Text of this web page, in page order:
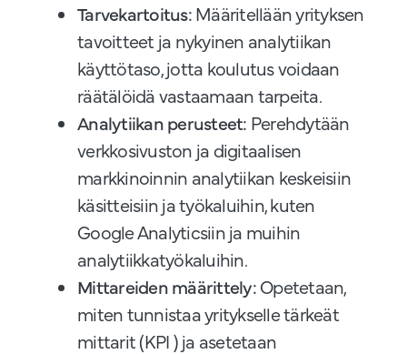
Tarvekartoitus:Määritellään yrityksen
tavoitteet ja nykyinen analytiikan
käyttötaso, jotta koulutus voidaan
räätälöidä vastaamaan tarpeita.
Analytiikan perusteet: Perehdytään
verkkosivuston ja digitaalisen
markkinoinnin analytiikan keskeisiin
käsitteisiin ja työkaluihin, kuten
Google Analyticsiin ja muihin
analytiikkatyökaluihin.
Mittareiden määrittely:Opetetaan,
miten tunnistaa yritykselle tärkeät
mittarit (KPI ) ja asetetaan